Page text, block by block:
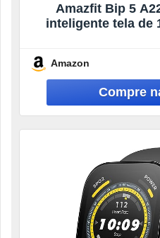
Amazfit Bip 5
inteligente tela de
Alexa
Amazon